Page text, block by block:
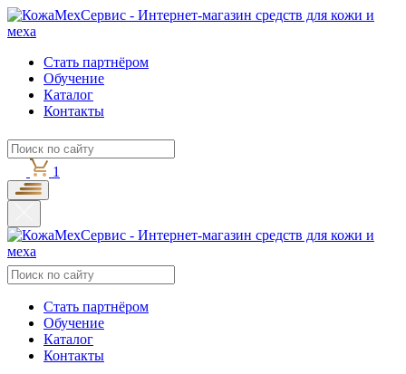
Стать партнёром
Обучение
Каталог
Контакты
1
Стать партнёром
Обучение
Каталог
Контакты